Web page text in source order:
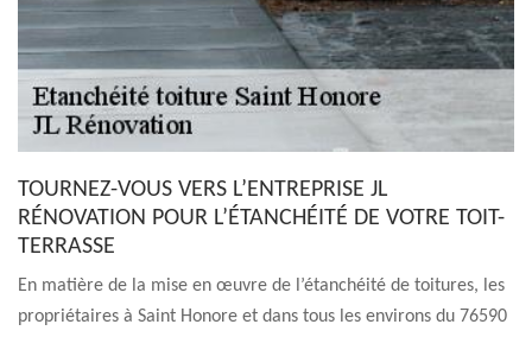
TOURNEZ-VOUS VERS L’ENTREPRISE JL
RÉNOVATION POUR L’ÉTANCHÉITÉ DE VOTRE TOIT-
TERRASSE
En matière de la mise en œuvre de l’étanchéité de toitures, les
propriétaires à Saint Honore et dans tous les environs du 76590